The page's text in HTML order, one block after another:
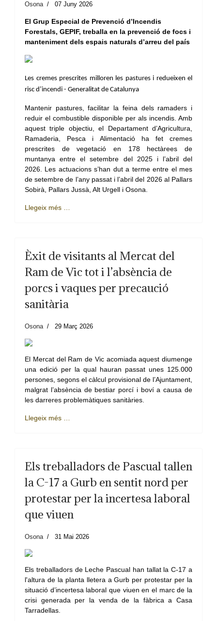
Osona 07 Juny 2026
El Grup Especial de Prevenció d’Incendis
Forestals, GEPIF, treballa en la prevenció de focs i
manteniment dels espais naturals d’arreu del país
Les cremes prescrites milloren les pastures i redueixen el
risc d’incendi - Generalitat de Catalunya
Mantenir pastures, facilitar la feina dels ramaders i
reduir el combustible disponible per als incendis. Amb
aquest triple objectiu, el Departament d’Agricultura,
Ramaderia, Pesca i Alimentació ha fet cremes
prescrites de vegetació en 178 hectàrees de
muntanya entre el setembre del 2025 i l’abril del
2026. Les actuacions s’han dut a terme entre el mes
de setembre de l’any passat i l’abril del 2026 alPallars
Sobirà, Pallars Jussà, Alt Urgell i Osona.
Llegeix més …
Èxit de visitants al Mercat del
Ram de Vic tot i l’absència de
porcs i vaques per precaució
sanitària
Osona 29 Març 2026
El Mercat del Ram de Vic acomiada aquest diumenge
una edició per la qual hauran passat unes 125.000
persones, segons el càlcul provisional de l’Ajuntament,
malgrat l’absència de bestiar porcí i boví a causa de
les darreres problemàtiques sanitàries.
Llegeix més …
Els treballadors de Pascual tallen
la C-17 a Gurb en sentit nord per
protestar per la incertesa laboral
que viuen
Osona 31 Mai 2026
Els treballadors de Leche Pascual han tallat la C-17 a
l'altura de la planta lletera a Gurb per protestar per la
situació d’incertesa laboral que viuen en el marc de la
crisi generada per la venda de la fàbrica a Casa
Tarradellas.